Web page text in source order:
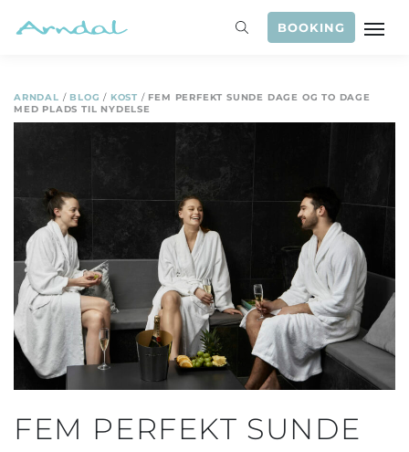
BOOKING
ARNDAL / BLOG / KOST / FEM PERFEKT SUNDE DAGE OG TO DAGE
MED PLADS TIL NYDELSE
FEM PERFEKT SUNDE